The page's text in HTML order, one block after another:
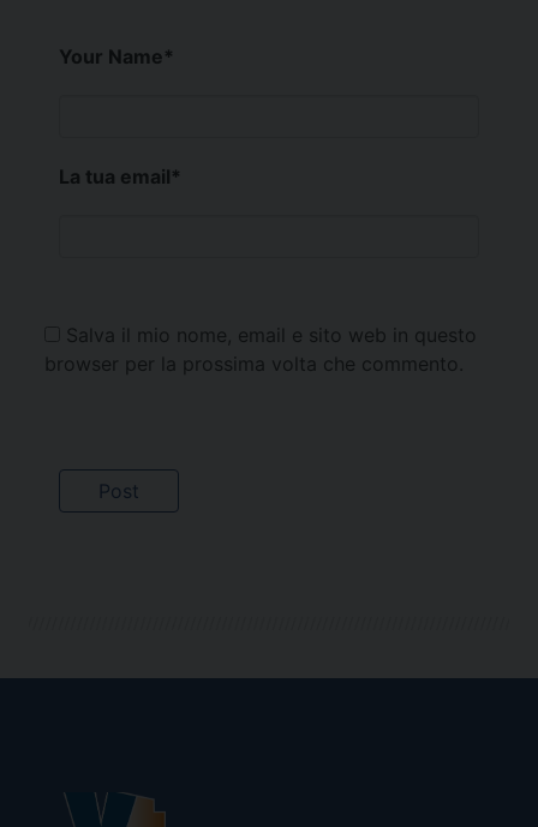
Your Name*
La tua email*
Salva il mio nome, email e sito web in questo
browser per la prossima volta che commento.